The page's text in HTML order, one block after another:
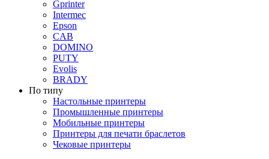
Gprinter
Intermec
Epson
CAB
DOMINO
PUTY
Evolis
BRADY
По типу
Настольные принтеры
Промышленные принтеры
Мобильные принтеры
Принтеры для печати браслетов
Чековые принтеры